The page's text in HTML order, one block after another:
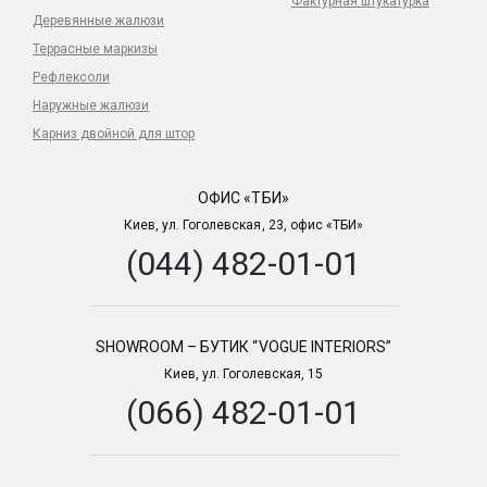
представлены в шоу-руме «VOGUE INTERIORS», где можно
купить ткани для штор или заказать пошив гардин «под
ключ».
Деревянные жалюзи
Террасные маркизы
Рефлексоли
Наружные жалюзи
Карниз двойной для штор
ОФИС «ТБИ»
Киев, ул. Гоголевская, 23, офис «ТБИ»
(044) 482-01-01
SHOWROOM – БУТИК “VOGUE INTERIORS”
Киев, ул. Гоголевская, 15
(066) 482-01-01